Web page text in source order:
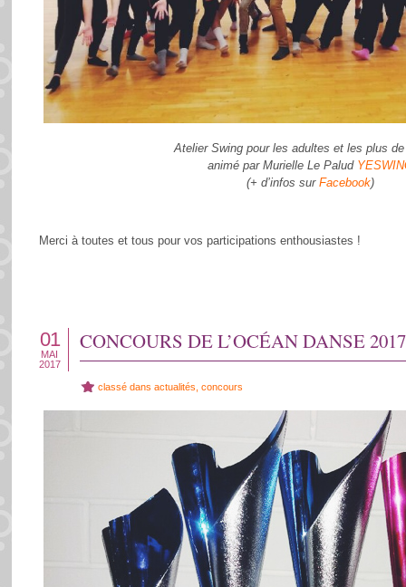
Atelier Swing pour les adultes et les plus
animé par Murielle Le Palud
(+ d’infos sur Facebook)
Merci à toutes et tous pour vos participations enthousiastes !
CONCOURS DE L’OCÉAN DANSE
01
MAI
2017
classé dans actualités concours